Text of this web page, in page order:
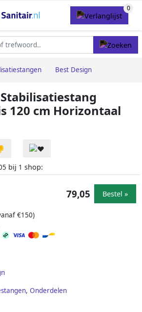
Best Design
120 cm Horizontaal
bij 1 shop:
€150)
79,05 Bestel »
, Onderdelen